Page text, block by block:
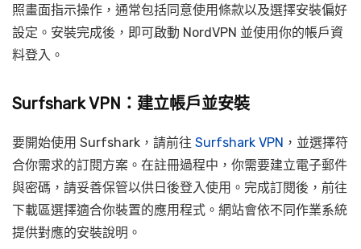
照畫面指示操作，通常包括同意使用條款以及選擇安裝偏好
設定。安裝完成後，即可啟動 NordVPN 並使用你的帳戶資
料登入。
Surfshark VPN：建立帳戶並安裝
要開始使用 Surfshark，請前往 Surfshark VPN ，並選擇符
合你需求的訂閱方案。在註冊過程中，你需要建立電子郵件
與密碼，請妥善保管以供日後登入使用。完成訂閱後，前往
下載區選擇適合你裝置的應用程式。網站會依不同作業系統
提供對應的安裝說明。